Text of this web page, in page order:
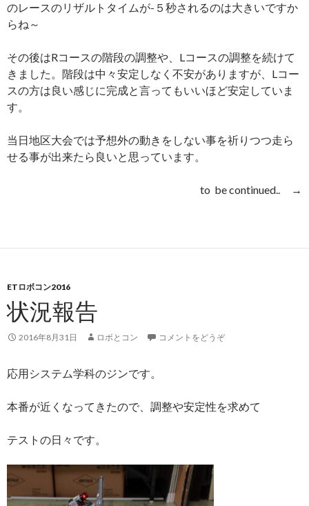
のレースのリザルトタイムが-５秒されるのは大きいですか
らね～
その後はRコースの階段の調整や、Lコースの調整を続けて
きました。階段は中々安定しなく不安がありますが、Lコー
スの方は良い感じに完成と言ってもいいほど安定していま
す。
当日地区大会では予想外の動きをしない事を祈りつつ走ら
せる事が出来たら良いと思っています。
to be continued.. →
ETロボコン2016
状況報告
2016年8月31日 ロボとコン コメントをどうぞ
応用システム学科のジンです。
本番が近くなってきたので、調整や安定性を求めて
テストの日々です。